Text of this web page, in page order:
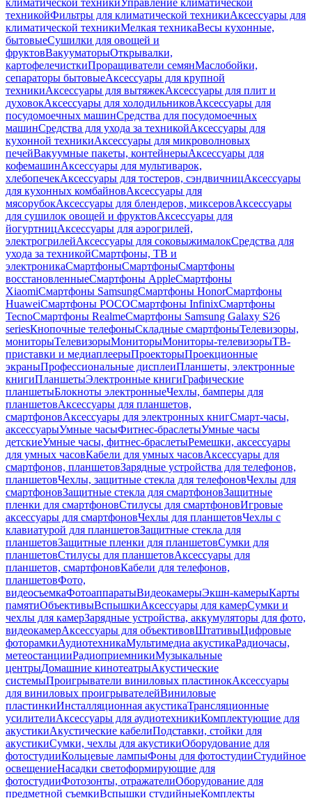
климатической техникиУправление климатической
техникойФильтры для климатической техникиАксессуары для
климатической техникиМелкая техникаВесы кухонные,
бытовыеСушилки для овощей и
фруктовВакууматорыОткрывалки,
картофелечисткиПроращиватели семянМаслобойки,
сепараторы бытовыеАксессуары для крупной
техникиАксессуары для вытяжекАксессуары для плит и
духовокАксессуары для холодильниковАксессуары для
посудомоечных машинСредства для посудомоечных
машинСредства для ухода за техникойАксессуары для
кухонной техникиАксессуары для микроволновых
печейВакуумные пакеты, контейнерыАксессуары для
кофемашинАксессуары для мультиварок,
хлебопечекАксессуары для тостеров, сэндвичницАксессуары
для кухонных комбайновАксессуары для
мясорубокАксессуары для блендеров, миксеровАксессуары
для сушилок овощей и фруктовАксессуары для
йогуртницАксессуары для аэрогрилей,
электрогрилейАксессуары для соковыжималокСредства для
ухода за техникойСмартфоны, ТВ и
электроникаСмартфоныСмартфоныСмартфоны
восстановленныеСмартфоны AppleСмартфоны
XiaomiСмартфоны SamsungСмартфоны HonorСмартфоны
HuaweiСмартфоны POCOСмартфоны InfinixСмартфоны
TecnoСмартфоны RealmeСмартфоны Samsung Galaxy S26
seriesКнопочные телефоныСкладные смартфоныТелевизоры,
мониторыТелевизорыМониторыМониторы-телевизорыТВ-
приставки и медиаплеерыПроекторыПроекционные
экраныПрофессиональные дисплеиПланшеты, электронные
книгиПланшетыЭлектронные книгиГрафические
планшетыБлокноты электронныеЧехлы, бамперы для
планшетовАксессуары для планшетов,
смартфоновАксессуары для электронных книгСмарт-часы,
аксессуарыУмные часыФитнес-браслетыУмные часы
детскиеУмные часы, фитнес-браслетыРемешки, аксессуары
для умных часовКабели для умных часовАксессуары для
смартфонов, планшетовЗарядные устройства для телефонов,
планшетовЧехлы, защитные стекла для телефоновЧехлы для
смартфоновЗащитные стекла для смартфоновЗащитные
пленки для смартфоновСтилусы для смартфоновИгровые
аксессуары для смартфоновЧехлы для планшетовЧехлы с
клавиатурой для планшетовЗащитные стекла для
планшетовЗащитные пленки для планшетовСумки для
планшетовСтилусы для планшетовАксессуары для
планшетов, смартфоновКабели для телефонов,
планшетовФото,
видеосъемкаФотоаппаратыВидеокамерыЭкшн-камерыКарты
памятиОбъективыВспышкиАксессуары для камерСумки и
чехлы для камерЗарядные устройства, аккумуляторы для фото,
видеокамерАксессуары для объективовШтативыЦифровые
фоторамкиАудиотехникаМультимедиа акустикаРадиочасы,
метеостанцииРадиоприемникиМузыкальные
центрыДомашние кинотеатрыАкустические
системыПроигрыватели виниловых пластинокАксессуары
для виниловых проигрывателейВиниловые
пластинкиИнсталляционная акустикаТрансляционные
усилителиАксессуары для аудиотехникиКомплектующие для
акустикиАкустические кабелиПодставки, стойки для
акустикиСумки, чехлы для акустикиОборудование для
фотостудииКольцевые лампыФоны для фотостудииСтудийное
освещениеНасадки светоформирующие для
фотостудииФотозонты, отражателиОборудование для
предметной съемкиВспышки студийныеКомплекты